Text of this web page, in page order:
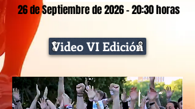
26 de Septiembre de 2026 - 20:30 horas
Video VI Edición